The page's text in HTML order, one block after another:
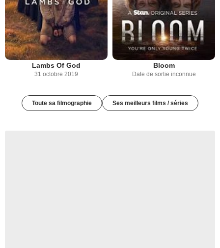
Lambs Of God
31 octobre 2019
Bloom
Date de sortie inconnue
Toute sa filmographie Ses meilleurs films / séries